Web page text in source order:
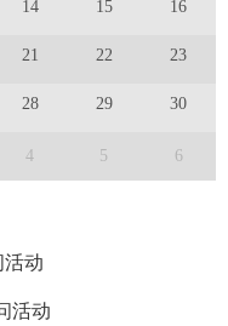
14 15 16
21 22 23
28 29 30
4 5 6
活动
活动